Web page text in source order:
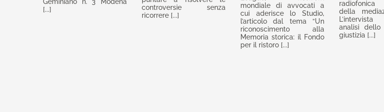
avvocati
Geminiano n. 3 Modena
[...]
controversie senza
ricorrere [...]
il
Fondo
per
il
ristoro
dei
mondiale di avvocati a
cui aderisce lo Studio,
l’articolo dal tema “Un
riconoscimento alla
Memoria storica: il Fondo
per il ristoro [...]
della
analisi
giustizia [...]